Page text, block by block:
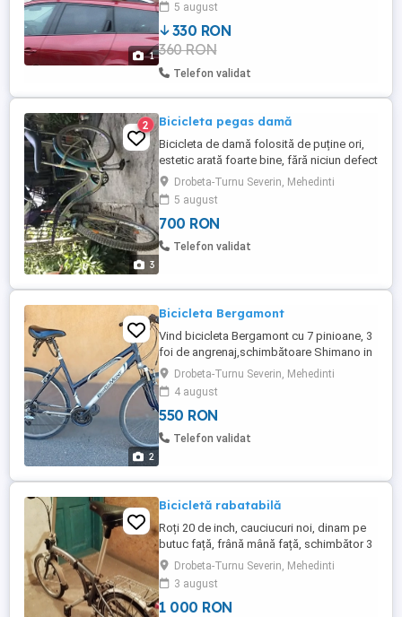
1
5 august
330 RON
360 RON
Telefon validat
3
2 Bicicleta pegas damă
Bicicleta de damă folosită de puține ori,
estetic arată foarte bine, fără niciun defect
NU TRIMIT PRIN CURIER
Drobeta-Turnu Severin, Mehedinti
5 august
700 RON
Telefon validat
2
Bicicleta Bergamont
Vind bicicleta Bergamont cu 7 pinioane, 3
foi de angrenaj,schimbătoare Shimano in
stare bună de funcționare.Mai multe relații
la telefon
Drobeta-Turnu Severin, Mehedinti
4 august
550 RON
Telefon validat
Bicicletă rabatabilă
Roți 20 de inch, cauciucuri noi, dinam pe
butuc față, frână mână față, schimbător 3
viteze, butuc spate, sistem lumină
complet, foarte puțin folosită, aspect și
funcționare perfectă.
Drobeta-Turnu Severin, Mehedinti
3 august
1 000 RON